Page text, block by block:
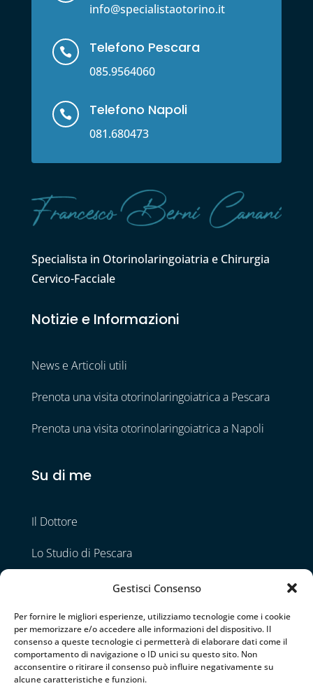
Gestisci Consenso
Per fornire le migliori esperienze, utilizziamo tecnologie come i cookie
per memorizzare e/o accedere alle informazioni del dispositivo. Il
consenso a queste tecnologie ci permetterà di elaborare dati come il
comportamento di navigazione o ID unici su questo sito. Non
acconsentire o ritirare il consenso può influire negativamente su
alcune caratteristiche e funzioni.
info@specialistaotorino.it
 Telefono Pescara
085.9564060
 Telefono Napoli
081.680473
Specialista in Otorinolaringoiatria e Chirurgia
Cervico-Facciale
Notizie e Informazioni
News e Articoli utili
Prenota una visita otorinolaringoiatrica a Pescara
Prenota una visita otorinolaringoiatrica a Napoli
Su di me
Il Dottore
Lo Studio di Pescara
Lo Studio di Napoli
Contatti
Seguimi